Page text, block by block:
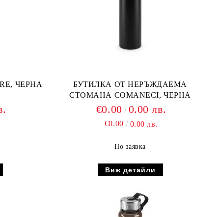
ЧЕРНА
БУТИЛКА ОТ НЕРЪЖДАЕМА
СТОМАНА COMANECI, ЧЕРНА
€0.00 0.00 лв.
€0.00 0.00 лв.
По заявка
Виж детайли